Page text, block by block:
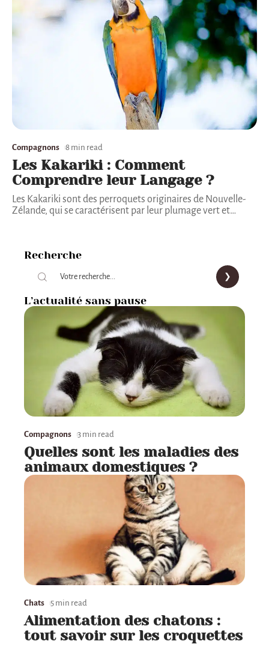
Compagnons 8 min read
Les Kakariki : Comment
Comprendre leur Langage ?
Les Kakariki sont des perroquets originaires de Nouvelle-
Zélande, qui se caractérisent par leur plumage vert et…
Recherche
L’actualité sans pause
Compagnons 3 min read
Quelles sont les maladies des
animaux domestiques ?
Chats 5 min read
Alimentation des chatons :
tout savoir sur les croquettes